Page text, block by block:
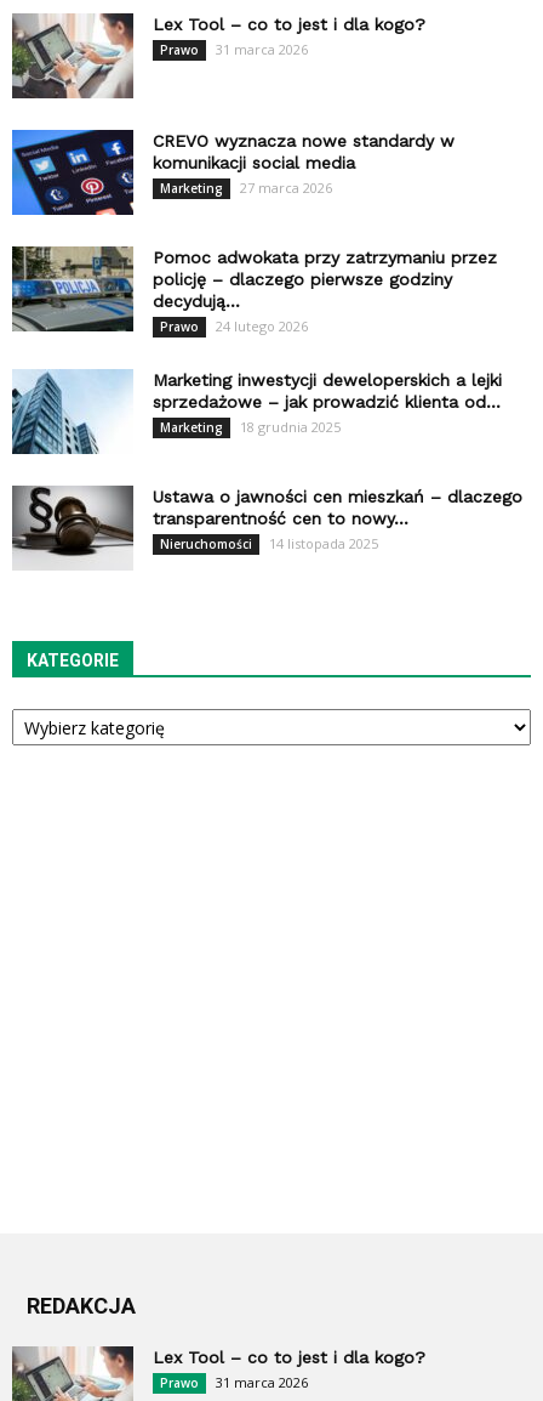
Lex Tool – co to jest i dla kogo?
Prawo 31 marca 2026
CREVO wyznacza nowe standardy w
komunikacji social media
Marketing 27 marca 2026
Pomoc adwokata przy zatrzymaniu przez
policję – dlaczego pierwsze godziny
decydują...
Prawo 24 lutego 2026
Marketing inwestycji deweloperskich a lejki
sprzedażowe – jak prowadzić klienta od...
Marketing 18 grudnia 2025
Ustawa o jawności cen mieszkań – dlaczego
transparentność cen to nowy...
Nieruchomości 14 listopada 2025
KATEGORIE
Kategorie
REDAKCJA
Lex Tool – co to jest i dla kogo?
Prawo 31 marca 2026